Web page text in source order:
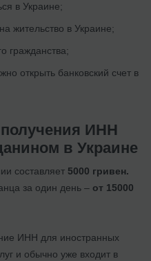
в Украине;
жительство в Украине;
гражданства;
открыть банковский счет в
ИНН
в Украине
составляет 5000 гривен.
за один день – от 15000
ИНН для иностранных
и обычно уже входит в